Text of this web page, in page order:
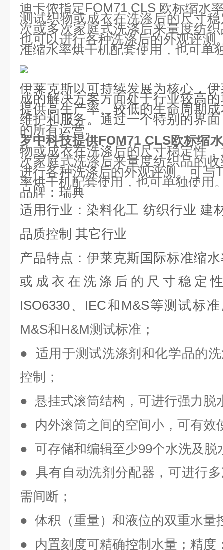
迪卡侬指定FOM71 CLS 欧标缩水
测试织物或成衣在洗涤后的尺寸
次或多次家庭式洗涤后来量度纺
也可以进行各种洗涤后的外观评测
准缩水率烘干机配套使用，也可单
伊莱克斯以可持续发展为核心，
成的解决方案方面处于行业较高
提供高生产率、较低的生命周期
维护和服务。通过一个特别的界
的所有运营。
罗中科技提供FOM71 CLS欧标缩
物或成衣在洗涤后的尺寸稳定性
次家庭式洗涤后来量度纺织品的
进行各种洗涤后的外观评测。可与
率烘干机配套使用，也可单独使用
品牌 ：瑞典
适用行业 ：染料化工 纺织行业 建
品质控制 其它行业
产品特点 ：伊莱克斯国际标准缩
或成衣在洗涤后的尺寸稳定
ISO6330、IEC和M&S等测试标
M&S和H&M测试标准；
● 适用于测试洗涤剂和化学品的
控制；
● 悬挂式滚筒结构，可进行强力脱
● 内外滚筒之间的空间小，可有效
● 可存储和编辑至少99个水洗及脱
● 具有自动洗剂分配器，可进行
需间断；
● 体积（重量）和液位的双重水量
● 内置刻度可精确控制水量；精度